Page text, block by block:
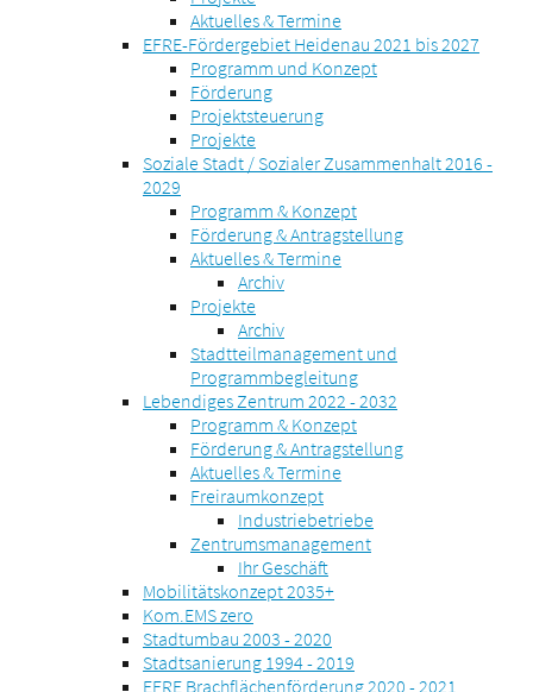
Aktuelles & Termine
EFRE-Fördergebiet Heidenau 2021 bis 2027
Programm und Konzept
Förderung
Projektsteuerung
Projekte
Soziale Stadt / Sozialer Zusammenhalt 2016 -
2029
Programm & Konzept
Förderung & Antragstellung
Aktuelles & Termine
Archiv
Projekte
Archiv
Stadtteilmanagement und
Programmbegleitung
Lebendiges Zentrum 2022 - 2032
Programm & Konzept
Förderung & Antragstellung
Aktuelles & Termine
Freiraumkonzept
Industriebetriebe
Zentrumsmanagement
Ihr Geschäft
Mobilitätskonzept 2035+
Kom.EMS zero
Stadtumbau 2003 - 2020
Stadtsanierung 1994 - 2019
EFRE Brachflächenförderung 2020 - 2021